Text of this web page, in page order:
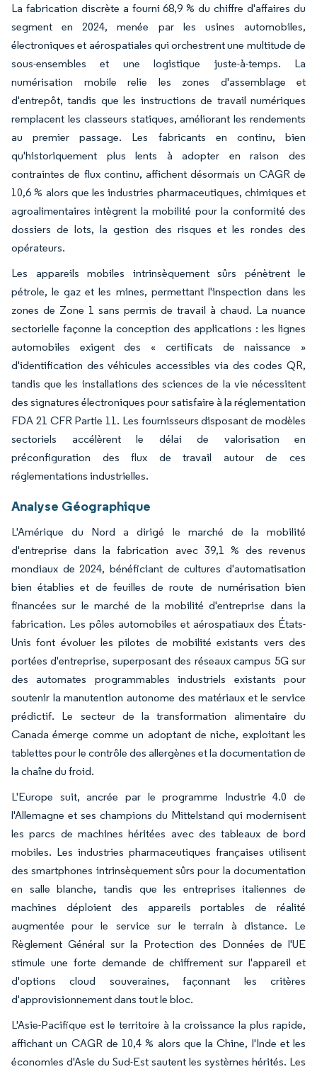
La fabrication discrète a fourni 68,9 % du chiffre d'affaires du
segment en 2024, menée par les usines automobiles,
électroniques et aérospatiales qui orchestrent une multitude de
sous-ensembles et une logistique juste-à-temps. La
numérisation mobile relie les zones d'assemblage et
d'entrepôt, tandis que les instructions de travail numériques
remplacent les classeurs statiques, améliorant les rendements
au premier passage. Les fabricants en continu, bien
qu'historiquement plus lents à adopter en raison des
contraintes de flux continu, affichent désormais un CAGR de
10,6 % alors que les industries pharmaceutiques, chimiques et
agroalimentaires intègrent la mobilité pour la conformité des
dossiers de lots, la gestion des risques et les rondes des
opérateurs.
Les appareils mobiles intrinsèquement sûrs pénètrent le
pétrole, le gaz et les mines, permettant l'inspection dans les
zones de Zone 1 sans permis de travail à chaud. La nuance
sectorielle façonne la conception des applications : les lignes
automobiles exigent des « certificats de naissance »
d'identification des véhicules accessibles via des codes QR,
tandis que les installations des sciences de la vie nécessitent
des signatures électroniques pour satisfaire à la réglementation
FDA 21 CFR Partie 11. Les fournisseurs disposant de modèles
sectoriels accélèrent le délai de valorisation en
préconfiguration des flux de travail autour de ces
réglementations industrielles.
Analyse Géographique
L'Amérique du Nord a dirigé le marché de la mobilité
d'entreprise dans la fabrication avec 39,1 % des revenus
mondiaux de 2024, bénéficiant de cultures d'automatisation
bien établies et de feuilles de route de numérisation bien
financées sur le marché de la mobilité d'entreprise dans la
fabrication. Les pôles automobiles et aérospatiaux des États-
Unis font évoluer les pilotes de mobilité existants vers des
portées d'entreprise, superposant des réseaux campus 5G sur
des automates programmables industriels existants pour
soutenir la manutention autonome des matériaux et le service
prédictif. Le secteur de la transformation alimentaire du
Canada émerge comme un adoptant de niche, exploitant les
tablettes pour le contrôle des allergènes et la documentation de
la chaîne du froid.
L'Europe suit, ancrée par le programme Industrie 4.0 de
l'Allemagne et ses champions du Mittelstand qui modernisent
les parcs de machines héritées avec des tableaux de bord
mobiles. Les industries pharmaceutiques françaises utilisent
des smartphones intrinsèquement sûrs pour la documentation
en salle blanche, tandis que les entreprises italiennes de
machines déploient des appareils portables de réalité
augmentée pour le service sur le terrain à distance. Le
Règlement Général sur la Protection des Données de l'UE
stimule une forte demande de chiffrement sur l'appareil et
d'options cloud souveraines, façonnant les critères
d'approvisionnement dans tout le bloc.
L'Asie-Pacifique est le territoire à la croissance la plus rapide,
affichant un CAGR de 10,4 % alors que la Chine, l'Inde et les
économies d'Asie du Sud-Est sautent les systèmes hérités. Les